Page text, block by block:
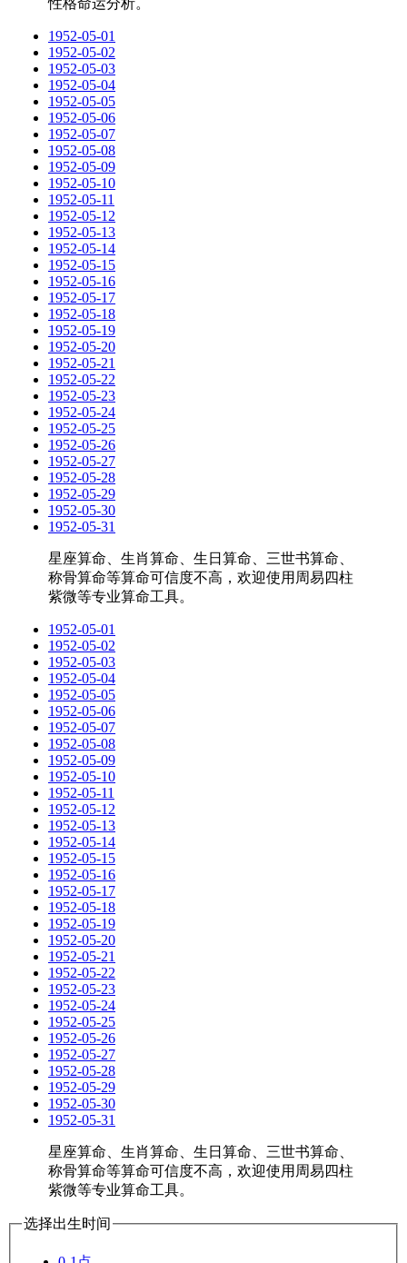
1952-05-01
1952-05-02
1952-05-03
1952-05-04
1952-05-05
1952-05-06
1952-05-07
1952-05-08
1952-05-09
1952-05-10
1952-05-11
1952-05-12
1952-05-13
1952-05-14
1952-05-15
1952-05-16
1952-05-17
1952-05-18
1952-05-19
1952-05-20
1952-05-21
1952-05-22
1952-05-23
1952-05-24
1952-05-25
1952-05-26
1952-05-27
1952-05-28
1952-05-29
1952-05-30
1952-05-31
星座算命、生肖算命、生日算命、三世书算命、
称骨算命等算命可信度不高，欢迎使用周易四柱
紫微等专业算命工具。
1952-05-01
1952-05-02
1952-05-03
1952-05-04
1952-05-05
1952-05-06
1952-05-07
1952-05-08
1952-05-09
1952-05-10
1952-05-11
1952-05-12
1952-05-13
1952-05-14
1952-05-15
1952-05-16
1952-05-17
1952-05-18
1952-05-19
1952-05-20
1952-05-21
1952-05-22
1952-05-23
1952-05-24
1952-05-25
1952-05-26
1952-05-27
1952-05-28
1952-05-29
1952-05-30
1952-05-31
星座算命、生肖算命、生日算命、三世书算命、
称骨算命等算命可信度不高，欢迎使用周易四柱
紫微等专业算命工具。
选择出生时间